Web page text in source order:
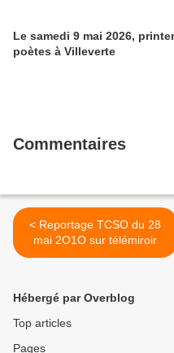
Le samedi 9 mai 2026,
poètes à Villeverte
Commentaires
< Reportage TCSO du 28
mai 2O1O sur télémiroir
Hébergé par Overblog
Top articles
Pages